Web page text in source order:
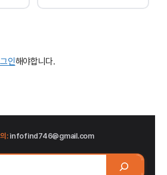
인해야합니다.
:infofind746@gmail.com